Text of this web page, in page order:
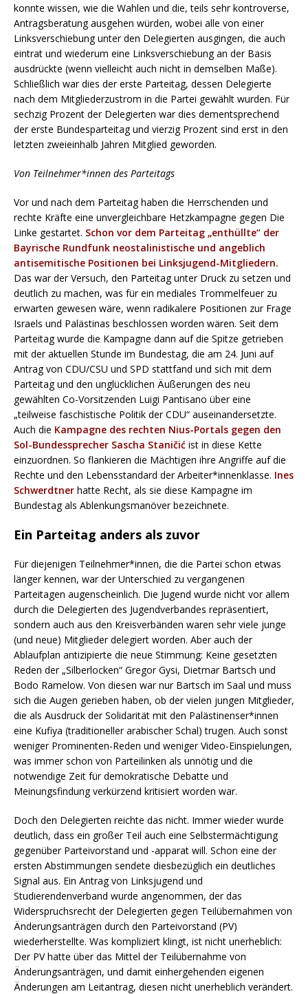
konnte wissen, wie die Wahlen und die, teils sehr kontroverse,
Antragsberatung ausgehen würden, wobei alle von einer
Linksverschiebung unter den Delegierten ausgingen, die auch
eintrat und wiederum eine Linksverschiebung an der Basis
ausdrückte (wenn vielleicht auch nicht in demselben Maße).
Schließlich war dies der erste Parteitag, dessen Delegierte
nach dem Mitgliederzustrom in die Partei gewählt wurden. Für
sechzig Prozent der Delegierten war dies dementsprechend
der erste Bundesparteitag und vierzig Prozent sind erst in den
letzten zweieinhalb Jahren Mitglied geworden.
Von Teilnehmer*innen des Parteitags
Vor und nach dem Parteitag haben die Herrschenden und
rechte Kräfte eine unvergleichbare Hetzkampagne gegen Die
Linke gestartet. Schon vor dem Parteitag „enthüllte“ der
Bayrische Rundfunk neostalinistische und angeblich
antisemitische Positionen bei Linksjugend-Mitgliedern.
Das war der Versuch, den Parteitag unter Druck zu setzen und
deutlich zu machen, was für ein mediales Trommelfeuer zu
erwarten gewesen wäre, wenn radikalere Positionen zur Frage
Israels und Palästinas beschlossen worden wären. Seit dem
Parteitag wurde die Kampagne dann auf die Spitze getrieben
mit der aktuellen Stunde im Bundestag, die am 24. Juni auf
Antrag von CDU/CSU und SPD stattfand und sich mit dem
Parteitag und den unglücklichen Äußerungen des neu
gewählten Co-Vorsitzenden Luigi Pantisano über eine
„teilweise faschistische Politik der CDU“ auseinandersetzte.
Auch die Kampagne des rechten Nius-Portals gegen den
Sol-Bundessprecher Sascha Staničić ist in diese Kette
einzuordnen. So flankieren die Mächtigen ihre Angriffe auf die
Rechte und den Lebensstandard der Arbeiter*innenklasse. Ines
Schwerdtner hatte Recht, als sie diese Kampagne im
Bundestag als Ablenkungsmanöver bezeichnete.
Ein Parteitag anders als zuvor
Für diejenigen Teilnehmer*innen, die die Partei schon etwas
länger kennen, war der Unterschied zu vergangenen
Parteitagen augenscheinlich. Die Jugend wurde nicht vor allem
durch die Delegierten des Jugendverbandes repräsentiert,
sondern auch aus den Kreisverbänden waren sehr viele junge
(und neue) Mitglieder delegiert worden. Aber auch der
Ablaufplan antizipierte die neue Stimmung: Keine gesetzten
Reden der „Silberlocken“ Gregor Gysi, Dietmar Bartsch und
Bodo Ramelow. Von diesen war nur Bartsch im Saal und muss
sich die Augen gerieben haben, ob der vielen jungen Mitglieder,
die als Ausdruck der Solidarität mit den Palästinenser*innen
eine Kufiya (traditioneller arabischer Schal) trugen. Auch sonst
weniger Prominenten-Reden und weniger Video-Einspielungen,
was immer schon von Parteilinken als unnötig und die
notwendige Zeit für demokratische Debatte und
Meinungsfindung verkürzend kritisiert worden war.
Doch den Delegierten reichte das nicht. Immer wieder wurde
deutlich, dass ein großer Teil auch eine Selbstermächtigung
gegenüber Parteivorstand und -apparat will. Schon eine der
ersten Abstimmungen sendete diesbezüglich ein deutliches
Signal aus. Ein Antrag von Linksjugend und
Studierendenverband wurde angenommen, der das
Widerspruchsrecht der Delegierten gegen Teilübernahmen von
Änderungsanträgen durch den Parteivorstand (PV)
wiederherstellte. Was kompliziert klingt, ist nicht unerheblich:
Der PV hatte über das Mittel der Teilübernahme von
Änderungsanträgen, und damit einhergehenden eigenen
Änderungen am Leitantrag, diesen nicht unerheblich verändert.